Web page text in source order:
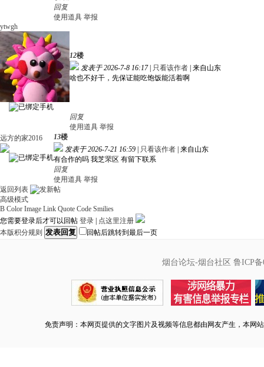
回复
使用道具 举报
ytwgh
12楼
发表于 2026-7-8 16:17
只看该作者 来自山东
啥也不好干，先保证能吃饱饭能活着啊
回复
使用道具 举报
远方的家2016
13楼
发表于 2026-7-21 16:59
只看该作者 来自山东
有合作的吗 我芝罘区 有留下联系
回复
使用道具 举报
返回列表
高级模式
B Color Image Link Quote Code Smilies
您需要登录后才可以回帖 登录
点这里注册
本版积分规则 发表回复 回帖后跳转到最后一页
烟台论坛-烟台社区 鲁ICP备
免责声明：本网页提供的文字图片及视频等信息都由网友产生，本网